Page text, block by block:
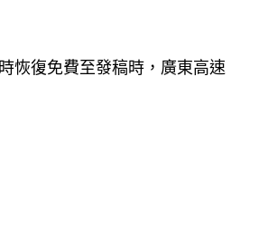
恢復免費至發稿時，廣東高速